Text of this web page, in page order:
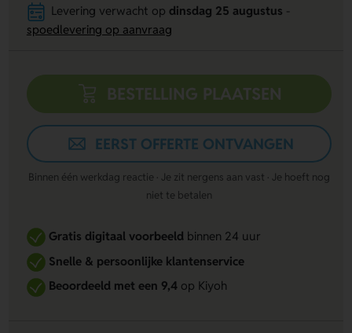
Levering verwacht op dinsdag 25 augustus
spoedlevering op aanvraag
BESTELLING PLAATSEN
EERST OFFERTE ONTVANGEN
Binnen één werkdag reactie · Je zit nergens aan vast · Je hoeft nog
niet te betalen
Gratis digitaal voorbeeldbinnen 24 uur
Snelle & persoonlijke klantenservice
Beoordeeld met een 9,4op Kiyoh